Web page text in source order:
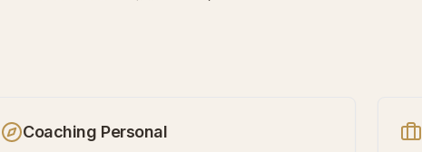
Coaching Personal